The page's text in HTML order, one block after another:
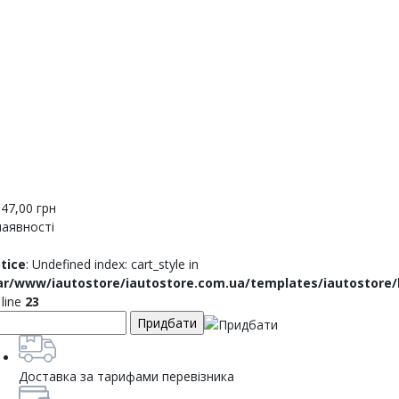
грн
: Undefined index: cart_style in
www/iautostore/iautostore.com.ua/templates/
23
Доставка за тарифами перевізника